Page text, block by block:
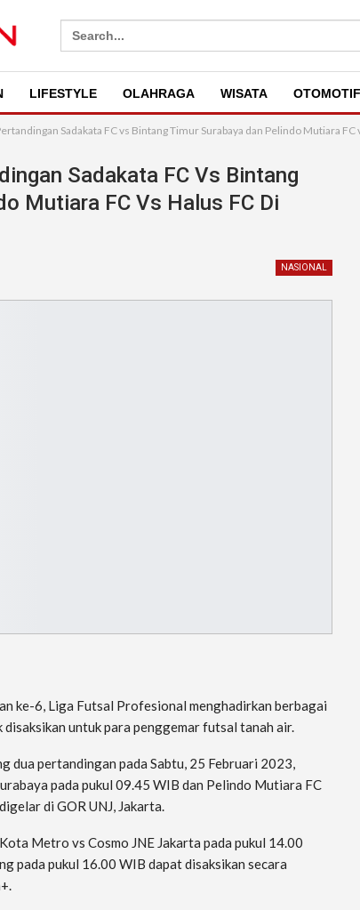
Search
for:
LIFESTYLE OLAHRAGA WISATA OTOMOTIF
Sadakata FC vs Bintang Timur Surabaya dan Pelindo Mutiara
Sadakata FC Vs Bintang
Mutiara FC Vs Halus FC Di
NASIONAL
ke-6, Liga Futsal Profesional menghadirkan berbagai
untuk para penggemar futsal tanah air.
dua pertandingan pada Sabtu, 25 Februari 2023,
pada pukul 09.45 WIB dan Pelindo Mutiara FC
di GOR UNJ, Jakarta.
Metro vs Cosmo JNE Jakarta pada pukul 14.00
pada pukul 16.00 WIB dapat disaksikan secara